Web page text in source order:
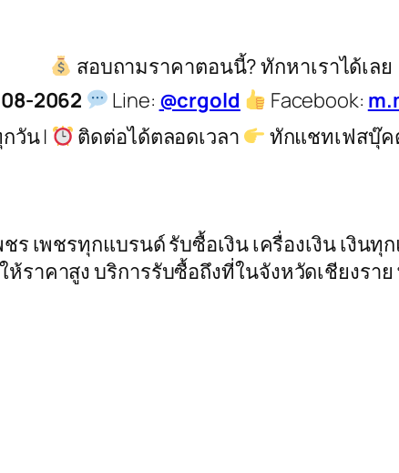
สอบถามราคาตอนนี้? ทักหาเราได้เลย
2062 Line: @crgold Facebook:
วัน |
ติดต่อได้ตลอดเวลา ทักแชทเฟสบุ๊
ร เพชรทุกแบรนด์ รับซื้อเงิน เครื่องเงิน เงิน
ราคาสูง บริการรับซื้อถึงที่ในจังหวัดเชียงรา